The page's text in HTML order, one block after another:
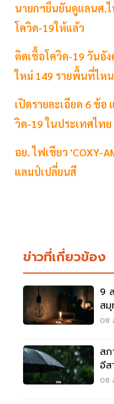
นายกฯยืนยันดูแลนศ.
โควิด-19ให้แล้ว
ติดเชื้อโควิด-19 วันอั
ใหม่ 149 รายพื้นที่ไห
เปิดรายละเอียด 6 ข้
วิด-19 ในประเทศไทย
อย. ไฟเขียว 'COXY-
แลมป์เปลี่ยนสี
ข่าวที่เกี่ยวข้อง
9
สมุ
'ไ
08
ส
อี
พลั
08